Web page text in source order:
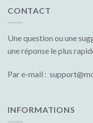
CONTACT
Une question ou une
une réponse le plus
Par e-mail :
INFORMATIONS